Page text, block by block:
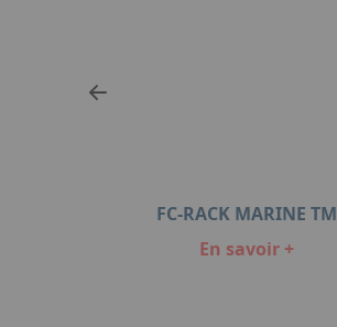
FC-RACK MARINE TM
En savoir +